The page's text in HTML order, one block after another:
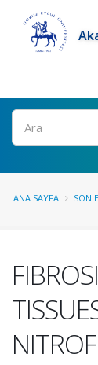
Ara
ANA SAYFA SON